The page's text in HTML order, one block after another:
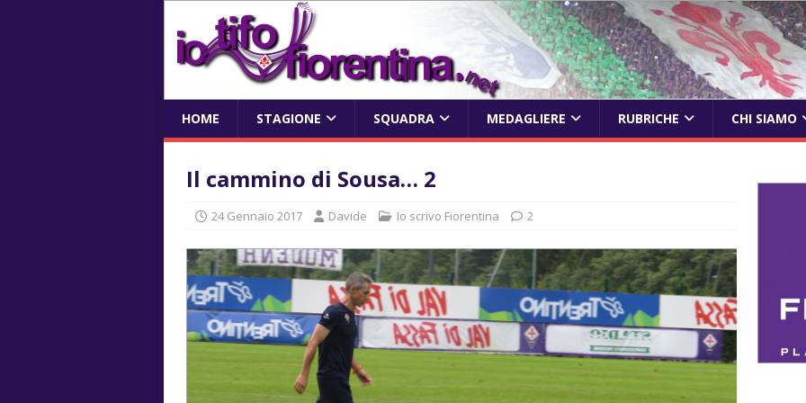
HOME STAGIONE SQUADRA MEDAGLIERE RUBRICHE CHI SIAMO
Il cammino di Sousa… 2
24 Gennaio 2017 Davide Io scrivo Fiorentina 2